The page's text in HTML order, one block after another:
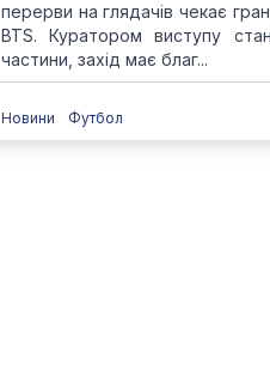
перерви на глядачів чекає
BTS. Куратором виступу
частини, захід має благ...
Новини Футбол